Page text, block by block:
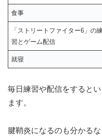
食事
「ストリートファイター6」の
習とゲーム配信
就寝
毎日練習や配信をすると
ます。
腱鞘炎になるのも分かる